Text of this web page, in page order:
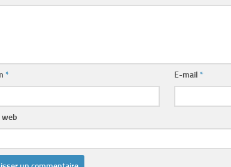
* E-mail*
web